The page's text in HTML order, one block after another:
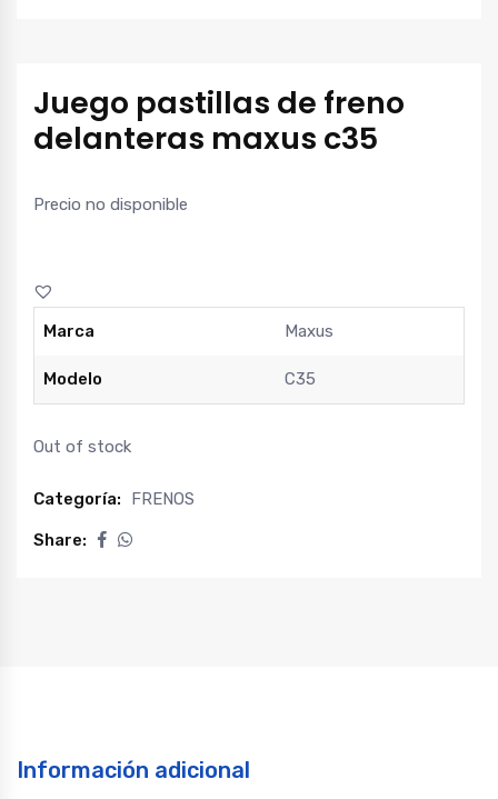
Juego pastillas de freno
delanteras maxus c35
Precio no disponible
Marca Maxus
Modelo C35
Out of stock
Categoría: FRENOS
Share:
Información adicional